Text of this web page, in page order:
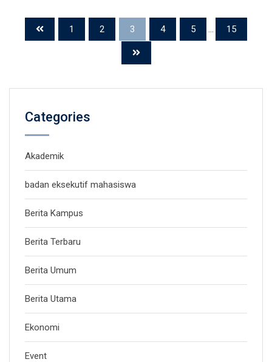
1 2 3 4 5 ... 15
Categories
Akademik
badan eksekutif mahasiswa
Berita Kampus
Berita Terbaru
Berita Umum
Berita Utama
Ekonomi
Event